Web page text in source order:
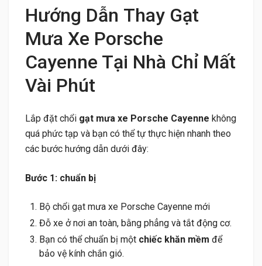
Hướng Dẫn Thay Gạt
Mưa Xe Porsche
Cayenne Tại Nhà Chỉ Mất
Vài Phút
Lắp đặt chổi gạt mưa xe Porsche Cayenne không
quá phức tạp và bạn có thể tự thực hiện nhanh theo
các bước hướng dẫn dưới đây:
Bước 1: chuẩn bị
Bộ chổi gạt mưa xe Porsche Cayenne mới
Đỗ xe ở nơi an toàn, bằng phẳng và tắt động cơ.
Bạn có thể chuẩn bị một chiếc khăn mềm để
bảo vệ kính chắn gió.